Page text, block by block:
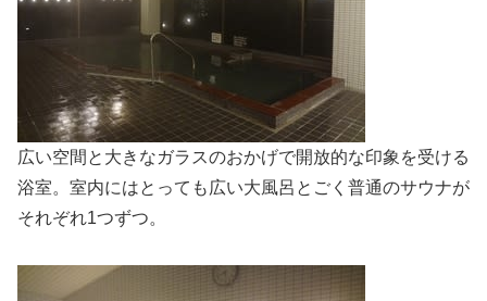
広い空間と大きなガラスのおかげで開放的な印象を受ける
浴室。室内にはとっても広い大風呂とごく普通のサウナが
それぞれ1つずつ。